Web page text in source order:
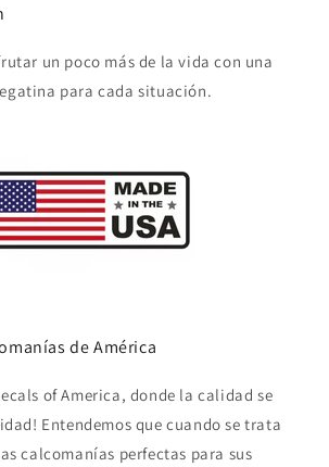
un poco más de la vida con una
para cada situación.
de América
of America, donde la calidad se
Entendemos que cuando se trata
calcomanías perfectas para sus